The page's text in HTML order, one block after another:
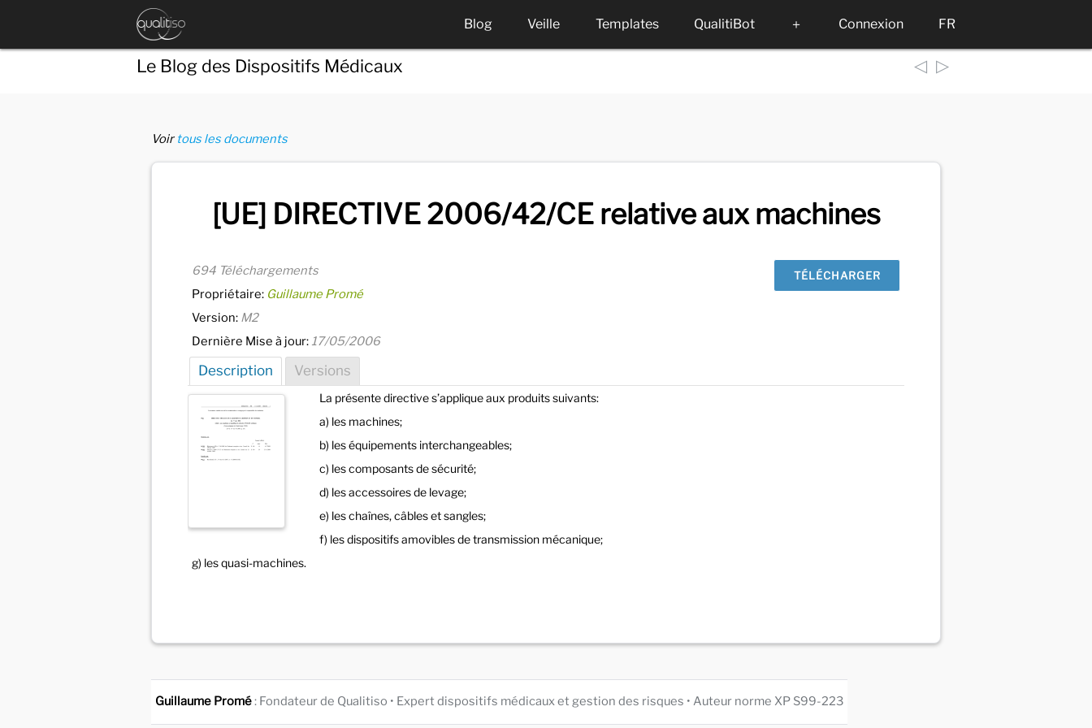
Blog Veille Templates QualitiBot ＋ Connexion FR
Le Blog des Dispositifs Médicaux ◁ ▷
Voir tous les documents
[UE] DIRECTIVE 2006/42/CE relative aux machines
TÉLÉCHARGER
694 Téléchargements
Propriétaire: Guillaume Promé
Version: M2
Dernière Mise à jour: 17/05/2006
Description Versions
La présente directive s’applique aux produits suivants:
a) les machines;
b) les équipements interchangeables;
c) les composants de sécurité;
d) les accessoires de levage;
e) les chaînes, câbles et sangles;
f) les dispositifs amovibles de transmission mécanique;
g) les quasi-machines.
Guillaume Promé: Fondateur de Qualitiso • Expert dispositifs médicaux et gestion des risques • Auteur norme XP S99-223